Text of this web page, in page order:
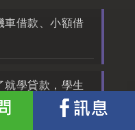
車借款、小額借
就學貸款，學生